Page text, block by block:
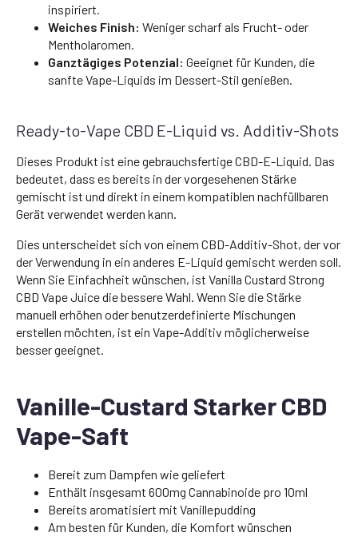
inspiriert.
Weiches Finish: Weniger scharf als Frucht- oder
Mentholaromen.
Ganztägiges Potenzial: Geeignet für Kunden, die
sanfte Vape-Liquids im Dessert-Stil genießen.
Ready-to-Vape CBD E-Liquid vs. Additiv-Shots
Dieses Produkt ist eine gebrauchsfertige CBD-E-Liquid. Das
bedeutet, dass es bereits in der vorgesehenen Stärke
gemischt ist und direkt in einem kompatiblen nachfüllbaren
Gerät verwendet werden kann.
Dies unterscheidet sich von einem CBD-Additiv-Shot, der vor
der Verwendung in ein anderes E-Liquid gemischt werden soll.
Wenn Sie Einfachheit wünschen, ist Vanilla Custard Strong
CBD Vape Juice die bessere Wahl. Wenn Sie die Stärke
manuell erhöhen oder benutzerdefinierte Mischungen
erstellen möchten, ist ein Vape-Additiv möglicherweise
besser geeignet.
Vanille-Custard Starker CBD
Vape-Saft
Bereit zum Dampfen wie geliefert
Enthält insgesamt 600mg Cannabinoide pro 10ml
Bereits aromatisiert mit Vanillepudding
Am besten für Kunden, die Komfort wünschen